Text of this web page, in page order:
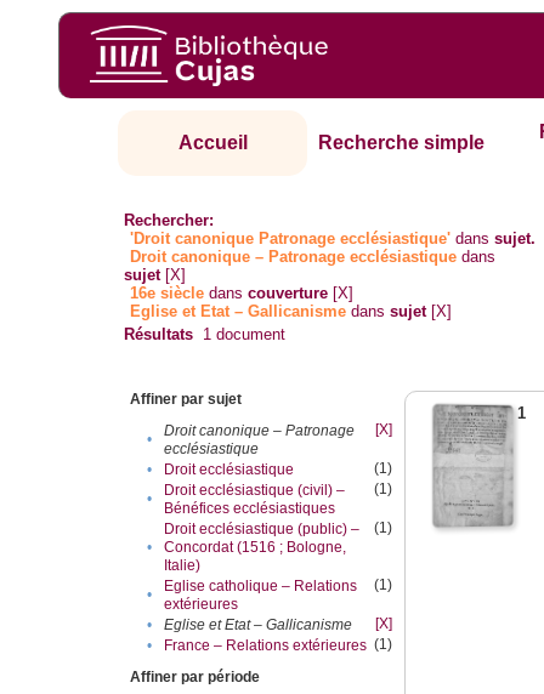
Accueil Recherche simple
Rechercher:
'Droit canonique Patronage ecclésiastique' danssujet.
Droit canonique – Patronage ecclésiastique dans
sujet [X]
16e siècle danscouverture [X]
Eglise et Etat – Gallicanisme danssujet [X]
Résultats 1 document
Affiner par sujet
•
Droit canonique – Patronage
ecclésiastique
[X]
• Droit ecclésiastique
(1)
•
Droit ecclésiastique (civil) –
Bénéfices ecclésiastiques
(1)
•
Droit ecclésiastique (public) –
Concordat (1516 ; Bologne,
Italie)
(1)
•
Eglise catholique – Relations
extérieures
(1)
• Eglise et Etat – Gallicanisme
[X]
•
France – Relations extérieures (1)
Affiner par période
1